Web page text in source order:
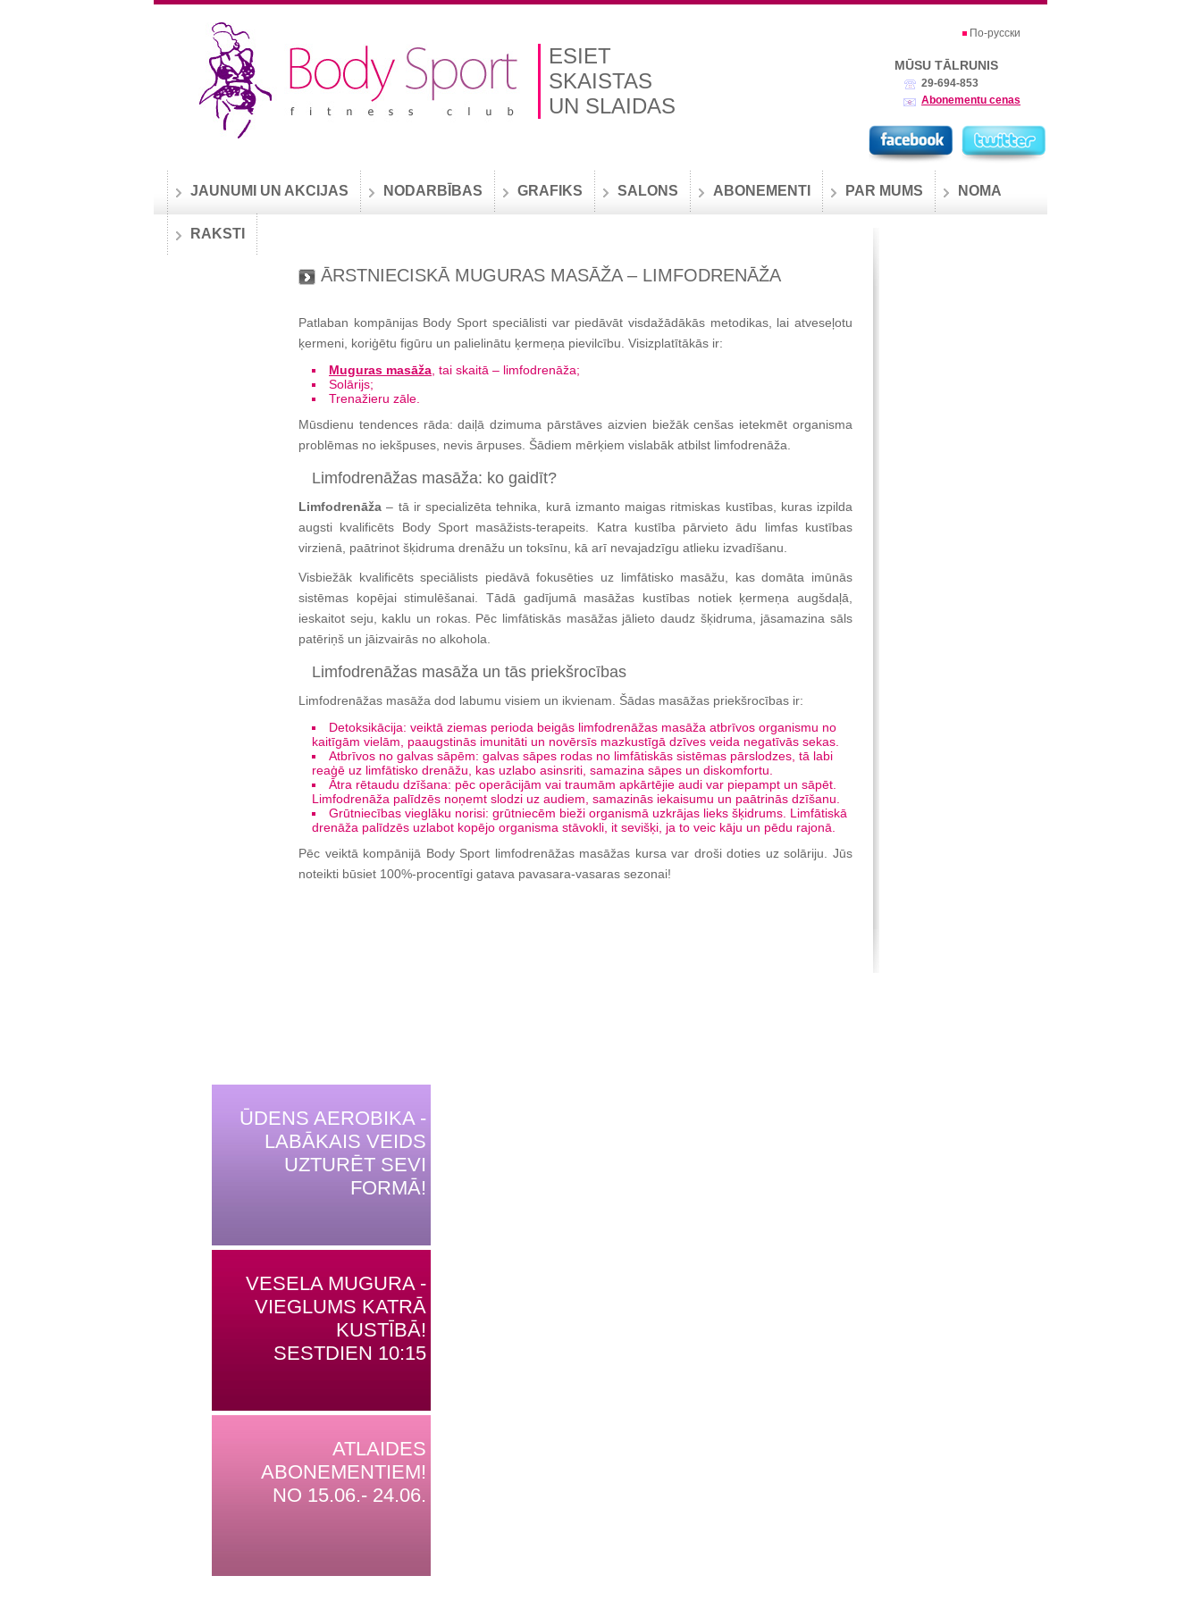
ESIET
SKAISTAS
UN SLAIDAS
По-русски
MŪSU TĀLRUNIS
29-694-853
Abonementu cenas
JAUNUMI UN AKCIJAS NODARBĪBAS GRAFIKS SALONS ABONEMENTI PAR MUMS NOMA
RAKSTI
ĀRSTNIECISKĀ MUGURAS MASĀŽA – LIMFODRENĀŽA
Patlaban kompānijas Body Sport speciālisti var piedāvāt visdažādākās metodikas, lai atveseļotu
ķermeni, koriģētu figūru un palielinātu ķermeņa pievilcību. Visizplatītākās ir:
Muguras masāža , tai skaitā – limfodrenāža;
Solārijs;
Trenažieru zāle.
Mūsdienu tendences rāda: daiļā dzimuma pārstāves aizvien biežāk cenšas ietekmēt organisma
problēmas no iekšpuses, nevis ārpuses. Šādiem mērķiem vislabāk atbilst limfodrenāža.
Limfodrenāžas masāža: ko gaidīt?
Limfodrenāža – tā ir specializēta tehnika, kurā izmanto maigas ritmiskas kustības, kuras izpilda
augsti kvalificēts Body Sport masāžists-terapeits. Katra kustība pārvieto ādu limfas kustības
virzienā, paātrinot šķidruma drenāžu un toksīnu, kā arī nevajadzīgu atlieku izvadīšanu.
Visbiežāk kvalificēts speciālists piedāvā fokusēties uz limfātisko masāžu, kas domāta imūnās
sistēmas kopējai stimulēšanai. Tādā gadījumā masāžas kustības notiek ķermeņa augšdaļā,
ieskaitot seju, kaklu un rokas. Pēc limfātiskās masāžas jālieto daudz šķidruma, jāsamazina sāls
patēriņš un jāizvairās no alkohola.
Limfodrenāžas masāža un tās priekšrocības
Limfodrenāžas masāža dod labumu visiem un ikvienam. Šādas masāžas priekšrocības ir:
Detoksikācija: veiktā ziemas perioda beigās limfodrenāžas masāža atbrīvos organismu no
kaitīgām vielām, paaugstinās imunitāti un novērsīs mazkustīgā dzīves veida negatīvās sekas.
Atbrīvos no galvas sāpēm: galvas sāpes rodas no limfātiskās sistēmas pārslodzes, tā labi
reaģē uz limfātisko drenāžu, kas uzlabo asinsriti, samazina sāpes un diskomfortu.
Ātra rētaudu dzīšana: pēc operācijām vai traumām apkārtējie audi var piepampt un sāpēt.
Limfodrenāža palīdzēs noņemt slodzi uz audiem, samazinās iekaisumu un paātrinās dzīšanu.
Grūtniecības vieglāku norisi: grūtniecēm bieži organismā uzkrājas lieks šķidrums. Limfātiskā
drenāža palīdzēs uzlabot kopējo organisma stāvokli, it sevišķi, ja to veic kāju un pēdu rajonā.
Pēc veiktā kompānijā Body Sport limfodrenāžas masāžas kursa var droši doties uz solāriju. Jūs
noteikti būsiet 100%-procentīgi gatava pavasara-vasaras sezonai!
ŪDENS AEROBIKA -
LABĀKAIS VEIDS
UZTURĒT SEVI
FORMĀ!
VESELA MUGURA -
VIEGLUMS KATRĀ
KUSTĪBĀ!
SESTDIEN 10:15
ATLAIDES
ABONEMENTIEM!
NO 15.06.- 24.06.